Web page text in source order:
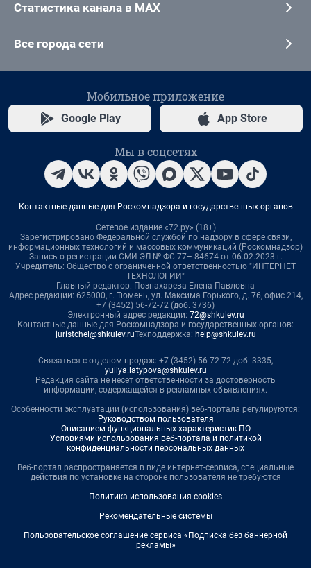
Статистика канала в MAX
Все города сети
Мобильное приложение
Google Play App Store
Мы в соцсетях
Контактные данные для Роскомнадзора и государственных органов
Сетевое издание «72.ру» (18+)
Зарегистрировано Федеральной службой по надзору в сфере связи,
информационных технологий и массовых коммуникаций (Роскомнадзор)
Запись о регистрации СМИ ЭЛ № ФС 77– 84674 от 06.02.2023 г.
Учредитель: Общество с ограниченной ответственностью "ИНТЕРНЕТ
ТЕХНОЛОГИИ"
Главный редактор: Познахарева Елена Павловна
Адрес редакции: 625000, г. Тюмень, ул. Максима Горького, д. 76, офис 214,
+7 (3452) 56-72-72 (доб. 3736)
Электронный адрес редакции: 72@shkulev.ru
Контактные данные для Роскомнадзора и государственных органов:
juristchel@shkulev.ruТехподдержка: help@shkulev.ru
Связаться с отделом продаж: +7 (3452) 56-72-72 доб. 3335,
yuliya.latypova@shkulev.ru
Редакция сайта не несет ответственности за достоверность
информации, содержащейся в рекламных объявлениях.
Особенности эксплуатации (использования) веб-портала регулируются:
Руководством пользователя
Описанием функциональных характеристик ПО
Условиями использования веб-портала и политикой
конфиденциальности персональных данных
Веб-портал распространяется в виде интернет-сервиса, специальные
действия по установке на стороне пользователя не требуются
Политика использования cookies
Рекомендательные системы
Пользовательское соглашение сервиса «Подписка без баннерной
рекламы»